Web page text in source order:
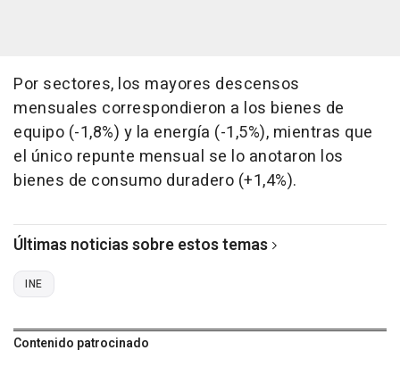
Por sectores, los mayores descensos
mensuales correspondieron a los bienes de
equipo (-1,8%) y la energía (-1,5%), mientras que
el único repunte mensual se lo anotaron los
bienes de consumo duradero (+1,4%).
Últimas noticias sobre estos temas
INE
Contenido patrocinado